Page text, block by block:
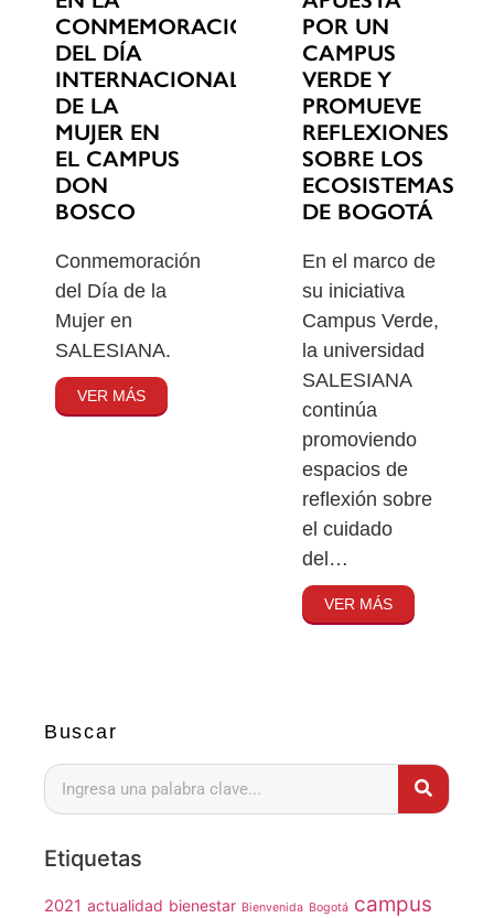
Buscar
Etiquetas
2021 actualidad bienestar Bienvenida Bogotá campus
CONMEMORACIÓN
DEL DÍA
INTERNACIONAL
DE LA
MUJER EN
EL CAMPUS
DON
BOSCO
Conmemoración
del Día de la
Mujer en
SALESIANA.
VER MÁS
POR UN
CAMPUS
VERDE Y
PROMUEVE
REFLEXIONES
SOBRE LOS
ECOSISTEMAS
DE BOGOTÁ
En el marco de
su iniciativa
Campus Verde,
la universidad
SALESIANA
continúa
promoviendo
espacios de
reflexión sobre
el cuidado
del…
VER MÁS